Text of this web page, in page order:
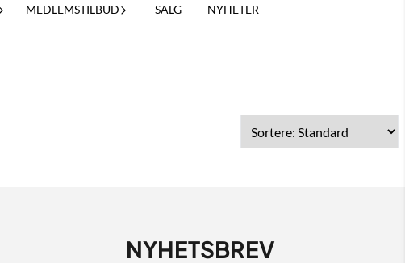
MEDLEMSTILBUD SALG NYHETER
NYHETSBREV